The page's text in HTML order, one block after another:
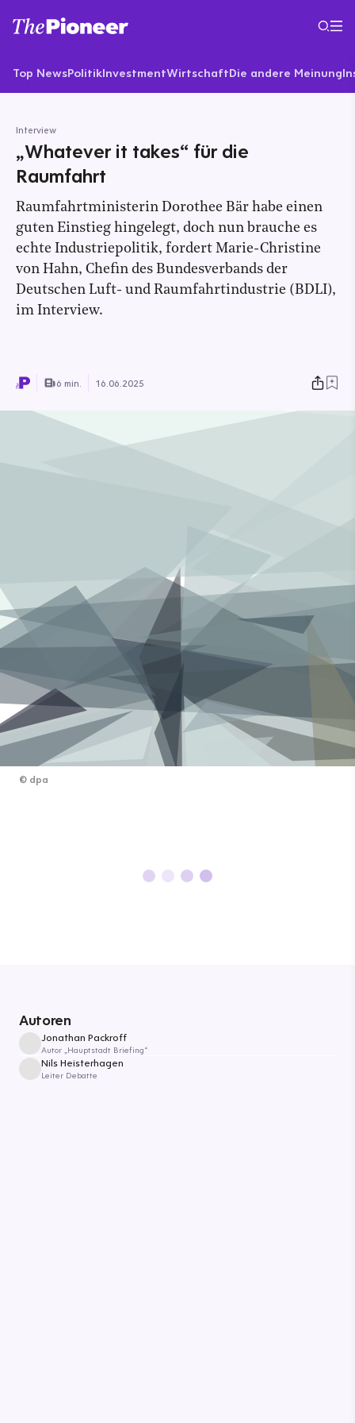
Top NewsPolitikInvestmentWirtschaftDie andere Meinung
Interview
„Whatever it takes“ für die
Raumfahrt
Raumfahrtministerin Dorothee Bär habe einen
guten Einstieg hingelegt, doch nun brauche es
echte Industriepolitik, fordert Marie-Christine
von Hahn, Chefin des Bundesverbands der
Deutschen Luft- und Raumfahrtindustrie (BDLI),
im Interview.
6 min. 16.06.2025
© dpa
Autoren
Jonathan Packroff
Autor „Hauptstadt Briefing“
Nils Heisterhagen
Leiter Debatte